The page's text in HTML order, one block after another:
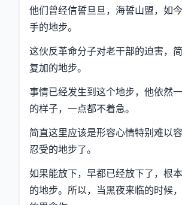
他们曾经信誓旦旦，海誓山盟，如
手的地步。
这伙反革命分子对老干部的迫害，
复加的地步。
事情已经发生到这个地步，他依然
的样子，一点都不着急。
简直这里应该是形容心情特别难以
忍受的地步了。
如果能放下，早都已经放下了，根
的地步。所以，当黑夜来临的时候